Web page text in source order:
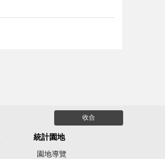
收合
統計園地
園地導覽